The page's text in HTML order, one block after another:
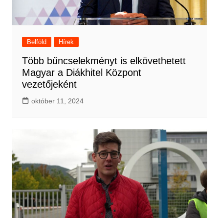
Belföld Hírek
Több bűncselekményt is elkövethetett
Magyar a Diákhitel Központ
vezetőjeként
október 11, 2024